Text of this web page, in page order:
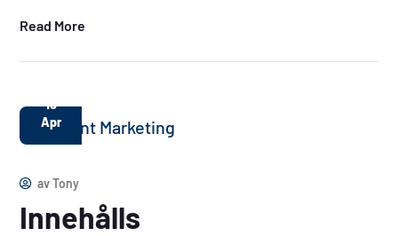
Read More
10
Apr
avTony
Innehålls